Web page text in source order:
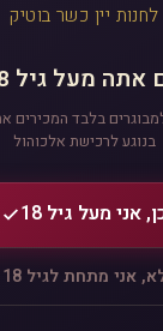
לחנות יין כשר בוטיק
מעל גיל 18?
בלבד המכירים
בנוגע לרכישת אלכוהול
אני מעל גיל 18
אני מתחת לגיל 18